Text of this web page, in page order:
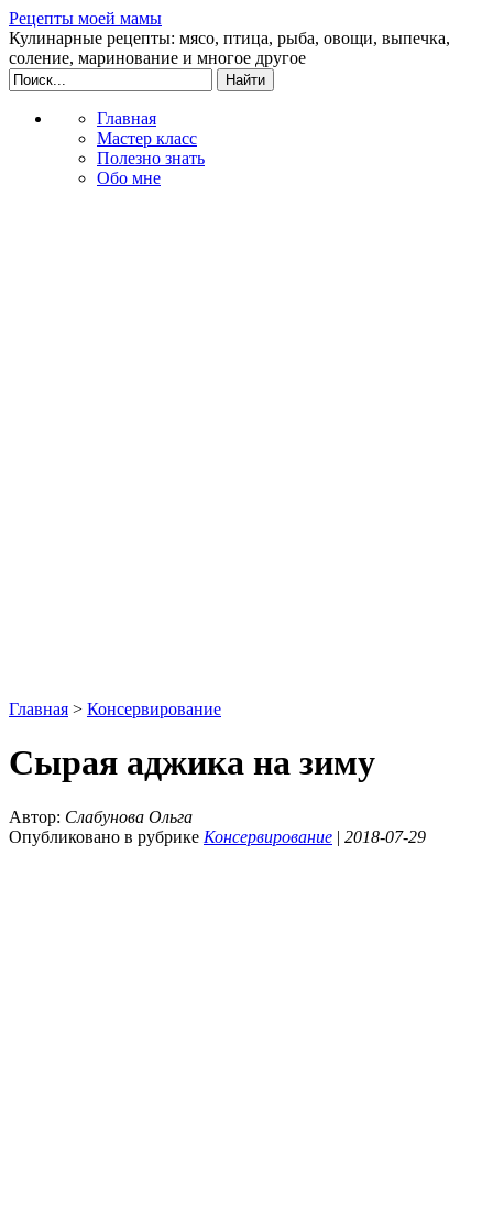
Рецепты моей мамы
Кулинарные рецепты: мясо, птица, рыба, овощи, выпечка,
соление, маринование и многое другое
Главная
Мастер класс
Полезно знать
Обо мне
Главная > Консервирование
Сырая аджика на зиму
Автор: Слабунова Ольга
Опубликовано в рубрике Консервирование | 2018-07-29